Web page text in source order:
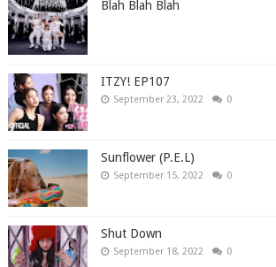
Blah Blah Blah
ITZY! EP107
September 23, 2022 0
Sunflower (P.E.L)
September 15, 2022 0
Shut Down
September 18, 2022 0